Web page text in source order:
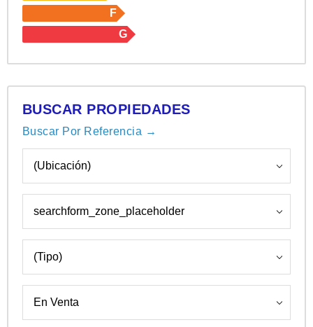
F
G
BUSCAR PROPIEDADES
Buscar Por Referencia →